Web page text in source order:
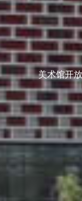
美术馆开